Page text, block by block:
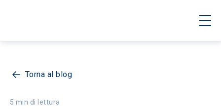
Torna al blog
5 min di lettura